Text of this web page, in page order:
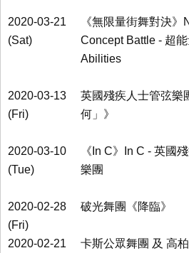
2020-03-21
(Sat)
《無限量街舞對決》
Concept Battle - 超
Abilities
2020-03-13
(Fri)
英國殘疾人士管弦樂
何」》
2020-03-10
(Tue)
《In C》In C - 英國
樂團
2020-02-28
(Fri)
破光舞團《降臨》
2020-02-21
卡斯公眾舞團 及 高